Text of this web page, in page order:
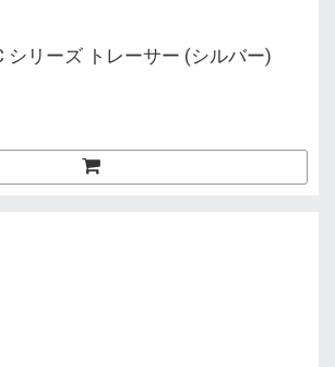
C シリーズ トレーサー (シルバー)